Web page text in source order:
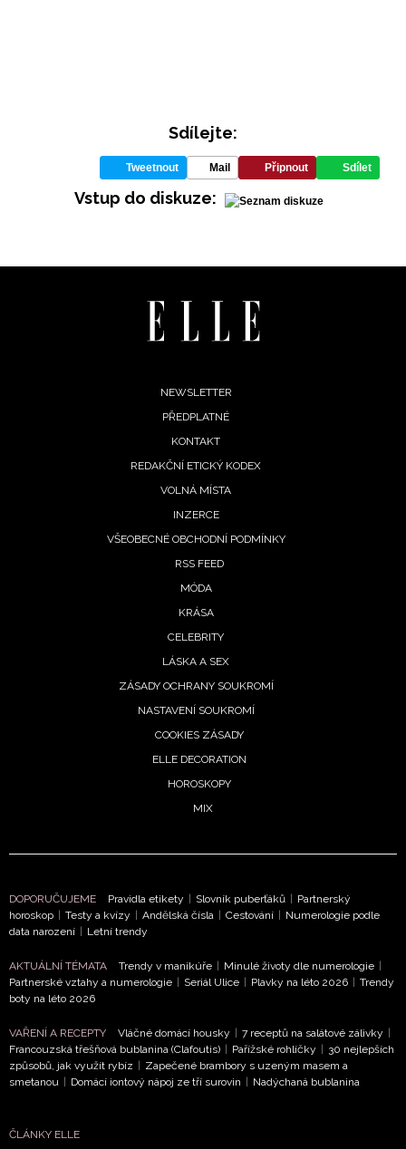
REDAKCE
NEWSLETTER
Přihlášením k newsletteru souhlasíte s Obchodními
podmínkami společnosti BurdaMedia Extra s.r.o.
Vašimi údaji pracovat zejména k organizaci a
Sdílejte:
Tweetnout Mail Připnout Sdílet
Vstup do diskuze:
NEWSLETTER
PŘEDPLATNÉ
KONTAKT
REDAKČNÍ ETICKÝ KODEX
VOLNÁ MÍSTA
INZERCE
VŠEOBECNÉ OBCHODNÍ PODMÍNKY
RSS FEED
MÓDA
KRÁSA
CELEBRITY
LÁSKA A SEX
ZÁSADY OCHRANY SOUKROMÍ
NASTAVENÍ SOUKROMÍ
COOKIES ZÁSADY
ELLE DECORATION
HOROSKOPY
MIX
DOPORUČUJEME Pravidla etikety Slovník puberťáků
Partnerský
horoskop
Testy a kvízy Andělská čísla Cestování
Numerologie podle
data narození
Letní trendy
AKTUÁLNÍ TÉMATA Trendy v manikúře Minulé životy dle numerologie
Partnerské vztahy a numerologie
Seriál Ulice Plavky na léto 2026
Trendy
boty na léto 2026
VAŘENÍ A RECEPTY Vláčné domácí housky 7 receptů na salátové zálivky
Francouzská třešňová bublanina (Clafoutis)
Pařížské rohlíčky
30 nejlepších
způsobů, jak využít rybíz
Zapečené brambory s uzeným masem a
smetanou
Domácí iontový nápoj ze tří surovin Nadýchaná bublanina
ČLÁNKY ELLE